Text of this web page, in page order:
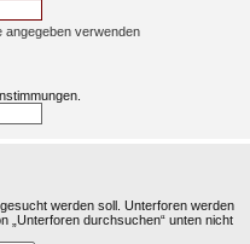
angegeben verwenden
werden soll. Unterforen werden
„Unterforen durchsuchen“ unten nicht